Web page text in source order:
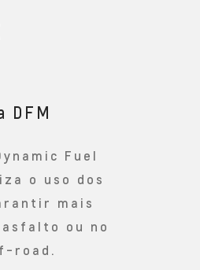
DFM
Fuel
o uso dos
mais
ou no
road.